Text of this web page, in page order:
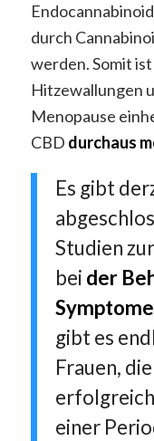
durch
werden. Somit
Hitzewallungen
Menopause
CBD durchaus
Es gibt
Studien
bei der
gibt es
Frauen,
einer